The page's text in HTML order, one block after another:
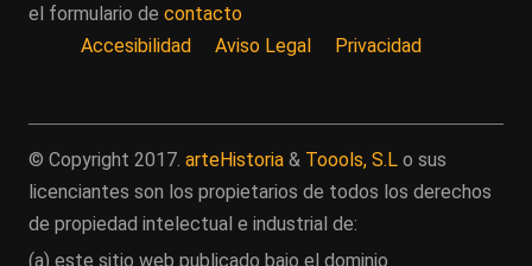
el formulario de contacto
Accesibilidad
Aviso Legal Privacidad
© Copyright 2017. arteHistoria & Toools, S.L o sus
licenciantes son los propietarios de todos los derechos
de propiedad intelectual e industrial de:
(a) este sitio web publicado bajo el dominio